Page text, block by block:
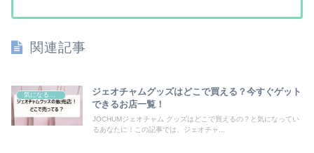
関連記事
気になるモノ
ジェオチャムグッズはどこで買える？今すぐゲット
できるお店一覧！
JOCHUMジェオチャム グッズはどこで買えるの？と気になってい
るあなたに！この記事では、ジェオチャ...